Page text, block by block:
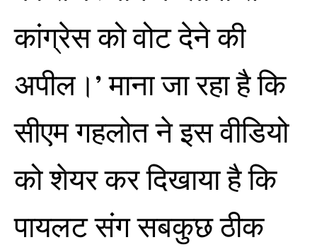
कांग्रेस को वोट देने की
अपील।’ माना जा रहा है कि
सीएम गहलोत ने इस वीडियो
को शेयर कर दिखाया है कि
पायलट संग सबकुछ ठीक